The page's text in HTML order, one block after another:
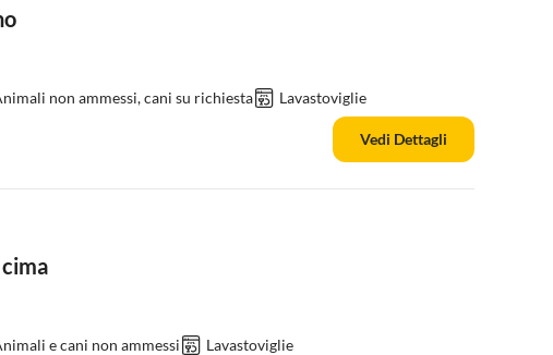
non ammessi, cani su richiesta Lavastoviglie
Vedi Dettagli
e cani non ammessi Lavastoviglie